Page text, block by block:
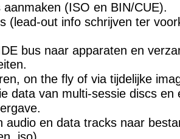
aanmaken (ISO en BIN/CUE).
(lead-out info schrijven ter
bus naar apparaten en
on the fly of via tijdelijke
data van multi-sessie discs en
audio en data tracks naar